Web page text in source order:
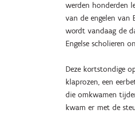
werden honderden
van de engelen van
wordt vandaag de
Engelse scholieren
Deze kortstondige
klaprozen, een
die omkwamen
kwam er met de